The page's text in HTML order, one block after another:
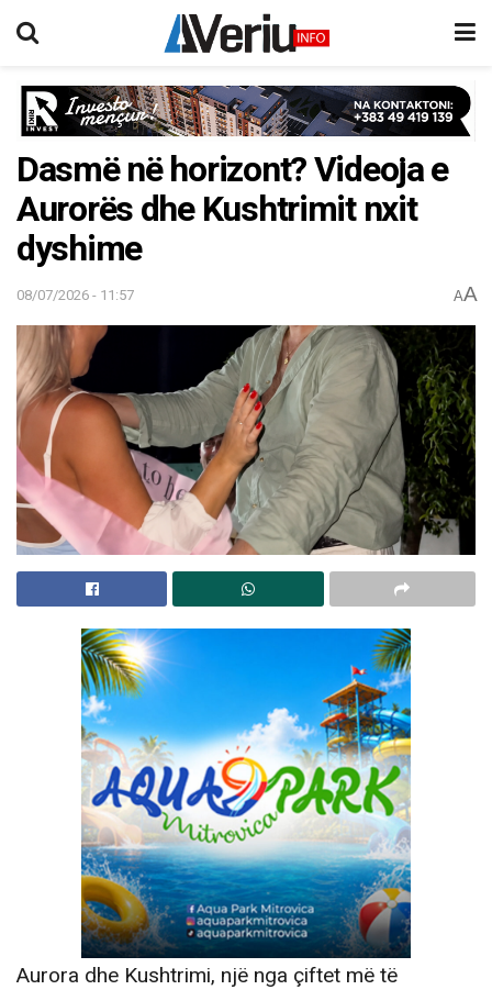
Dasmë në horizont? Videoja e
Aurorës dhe Kushtrimit nxit
dyshime
08/07/2026 - 11:57 AA
Aurora dhe Kushtrimi, një nga çiftet më të